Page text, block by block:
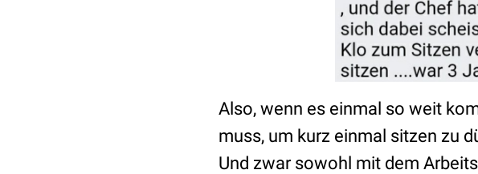
Also, wenn es einmal so weit
muss, um kurz einmal sitzen zu
Und zwar sowohl mit dem